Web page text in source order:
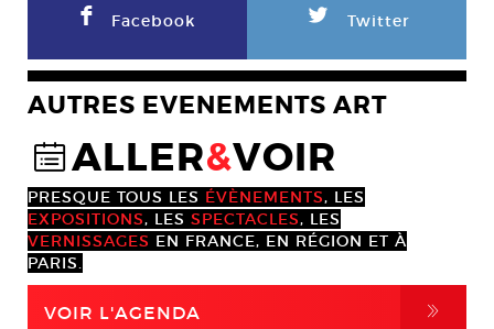
F Facebook L Twitter
AUTRES EVENEMENTS ART
@ALLER&VOIR
PRESQUE TOUS LES ÉVÈNEMENTS, LES
EXPOSITIONS, LES SPECTACLES, LES
VERNISSAGES EN FRANCE, EN RÉGION ET À
PARIS.
VOIR L'AGENDA ,